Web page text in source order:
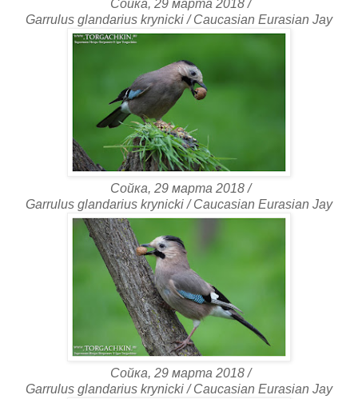
Сойка, 29 марта 2018 /
Garrulus glandarius krynicki / Caucasian Eurasian Jay
Сойка, 29 марта 2018 /
Garrulus glandarius krynicki / Caucasian Eurasian Jay
Сойка, 29 марта 2018 /
Garrulus glandarius krynicki / Caucasian Eurasian Jay